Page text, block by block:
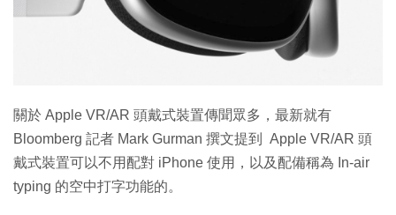
關於 Apple VR/AR 頭戴式裝置傳聞眾多，最新就有
Bloomberg 記者 Mark Gurman 撰文提到 Apple VR/AR 頭
戴式裝置可以不用配對 iPhone 使用，以及配備稱為 In-air
typing 的空中打字功能的。